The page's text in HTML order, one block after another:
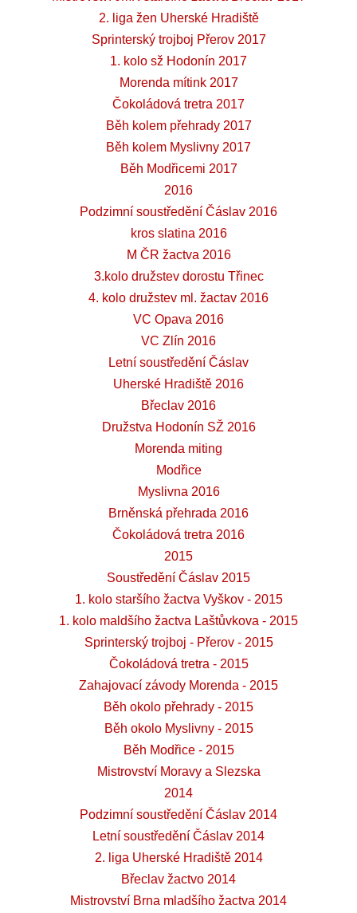
2. liga žen Uherské Hradiště
Sprinterský trojboj Přerov 2017
1. kolo sž Hodonín 2017
Morenda mítink 2017
Čokoládová tretra 2017
Běh kolem přehrady 2017
Běh kolem Myslivny 2017
Běh Modřicemi 2017
2016
Podzimní soustředění Čáslav 2016
kros slatina 2016
M ČR žactva 2016
3.kolo družstev dorostu Třinec
4. kolo družstev ml. žactav 2016
VC Opava 2016
VC Zlín 2016
Letní soustředění Čáslav
Uherské Hradiště 2016
Břeclav 2016
Družstva Hodonín SŽ 2016
Morenda miting
Modřice
Myslivna 2016
Brněnská přehrada 2016
Čokoládová tretra 2016
2015
Soustředění Čáslav 2015
1. kolo staršího žactva Vyškov - 2015
1. kolo maldšího žactva Laštůvkova - 2015
Sprinterský trojboj - Přerov - 2015
Čokoládová tretra - 2015
Zahajovací závody Morenda - 2015
Běh okolo přehrady - 2015
Běh okolo Myslivny - 2015
Běh Modřice - 2015
Mistrovství Moravy a Slezska
2014
Podzimní soustředění Čáslav 2014
Letní soustředění Čáslav 2014
2. liga Uherské Hradiště 2014
Břeclav žactvo 2014
Mistrovství Brna mladšího žactva 2014